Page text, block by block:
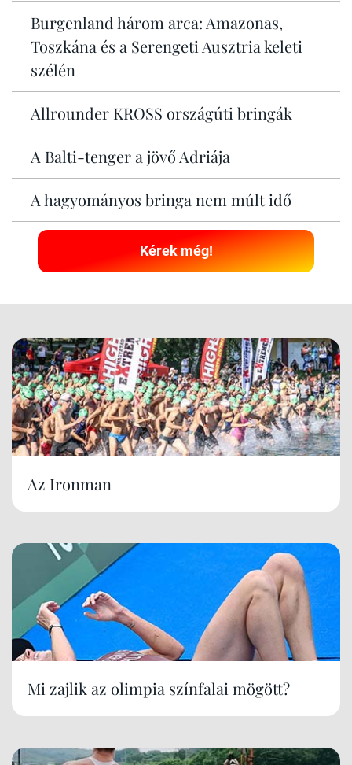
Burgenland három arca: Amazonas,
Toszkána és a Serengeti Ausztria keleti
szélén
Allrounder KROSS országúti bringák
A Balti-tenger a jövő Adriája
A hagyományos bringa nem múlt idő
Kérek még!
Az Ironman
Mi zajlik az olimpia színfalai mögött?